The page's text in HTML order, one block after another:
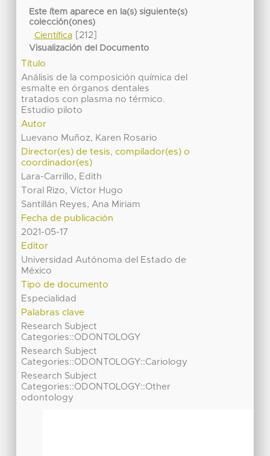
Este ítem aparece en la(s) siguiente(s)
colección(ones)
Científica[212]
Visualización del Documento
Título
Análisis de la composición química del
esmalte en órganos dentales
tratados con plasma no térmico.
Estudio piloto
Autor
Luevano Muñoz, Karen Rosario
Director(es) de tesis, compilador(es) o
coordinador(es)
Lara-Carrillo, Edith
Toral Rizo, Víctor Hugo
Santillán Reyes, Ana Miriam
Fecha de publicación
2021-05-17
Editor
Universidad Autónoma del Estado de
México
Tipo de documento
Especialidad
Palabras clave
Research Subject
Categories::ODONTOLOGY
Research Subject
Categories::ODONTOLOGY::Cariology
Research Subject
Categories::ODONTOLOGY::Other
odontology